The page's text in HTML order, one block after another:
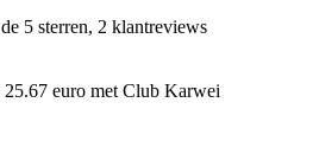
5 sterren, 2 klantreviews
euro met Club Karwei